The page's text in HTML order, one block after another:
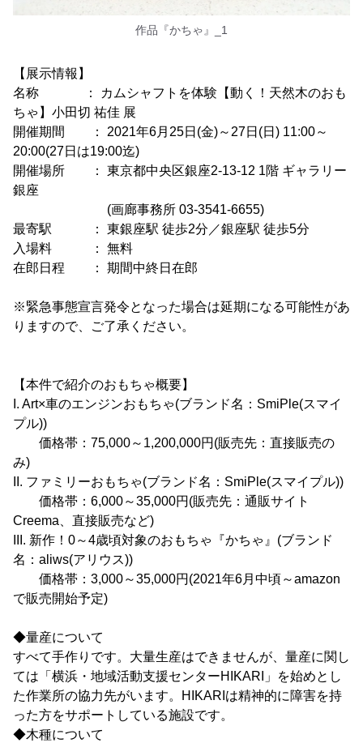
作品『かちゃ』_1
【展示情報】
名称 ： カムシャフトを体験【動く！天然木のおも
ちゃ】小田切 祐佳 展
開催期間 ： 2021年6月25日(金)～27日(日) 11:00～
20:00(27日は19:00迄)
開催場所 ： 東京都中央区銀座2-13-12 1階 ギャラリー
銀座
(画廊事務所 03-3541-6655)
最寄駅 ： 東銀座駅 徒歩2分／銀座駅 徒歩5分
入場料 ： 無料
在郎日程 ： 期間中終日在郎
※緊急事態宣言発令となった場合は延期になる可能性があ
りますので、ご了承ください。
【本件で紹介のおもちゃ概要】
I. Art×車のエンジンおもちゃ(ブランド名：SmiPle(スマイ
プル))
価格帯：75,000～1,200,000円(販売先：直接販売の
み)
II. ファミリーおもちゃ(ブランド名：SmiPle(スマイプル))
価格帯：6,000～35,000円(販売先：通販サイト
Creema、直接販売など)
III. 新作！0～4歳頃対象のおもちゃ『かちゃ』(ブランド
名：aliws(アリウス))
価格帯：3,000～35,000円(2021年6月中頃～amazon
で販売開始予定)
◆量産について
すべて手作りです。大量生産はできませんが、量産に関し
ては「横浜・地域活動支援センターHIKARI」を始めとし
た作業所の協力先がいます。HIKARIは精神的に障害を持
った方をサポートしている施設です。
◆木種について